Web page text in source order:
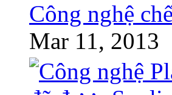
Công nghệ
Mar 11, 2013